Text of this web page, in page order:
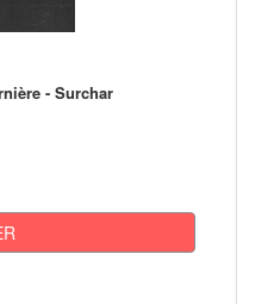
- Surchar